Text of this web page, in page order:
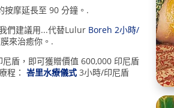
按摩延長至 90 分鐘。.
們建議用...代替Lulur Boreh 2小時/
來治癒你。.
盾，即可獲贈價值 600,000 印尼盾
程： 峇里水療儀式 3小時/印尼盾